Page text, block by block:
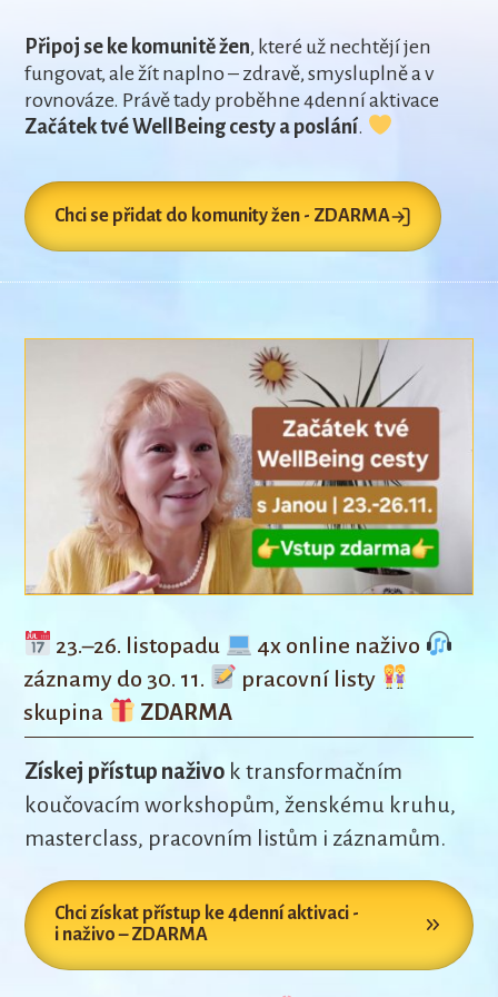
Připoj se ke komunitě žen, které už nechtějí jen
fungovat, ale žít naplno – zdravě, smysluplně a v
rovnováze. Právě tady proběhne 4denní aktivace
Začátek tvé WellBeing cesty a poslání.
Chci se přidat do komunity žen - ZDARMA
23.–26. listopadu
4x online naživo
záznamy do 30. 11.
pracovní listy
skupina
ZDARMA
Získej přístup naživo k transformačním
koučovacím workshopům, ženskému kruhu,
masterclass, pracovním listům i záznamům.
Chci získat přístup ke 4denní aktivaci -
i naživo – ZDARMA